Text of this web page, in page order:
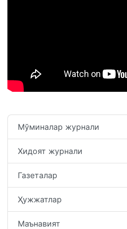
Мўминалар журнали
Хидоят журнали
Газеталар
Ҳужжатлар
Маънавият